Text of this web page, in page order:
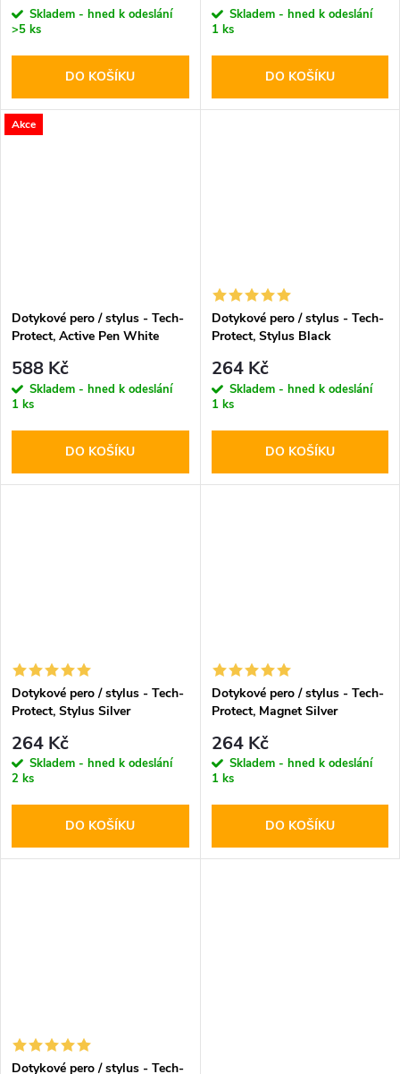
Skladem - hned k odeslání
>5 ks
DO KOŠÍKU
Skladem - hned k odeslání
1 ks
DO KOŠÍKU
Akce
Dotykové pero / stylus - Tech-
Protect, Active Pen White
588 Kč
Skladem - hned k odeslání
1 ks
DO KOŠÍKU
Dotykové pero / stylus - Tech-
Protect, Stylus Black
264 Kč
Skladem - hned k odeslání
1 ks
DO KOŠÍKU
Dotykové pero / stylus - Tech-
Protect, Stylus Silver
264 Kč
Skladem - hned k odeslání
2 ks
DO KOŠÍKU
Dotykové pero / stylus - Tech-
Protect, Magnet Silver
264 Kč
Skladem - hned k odeslání
1 ks
DO KOŠÍKU
Dotykové pero / stylus - Tech-